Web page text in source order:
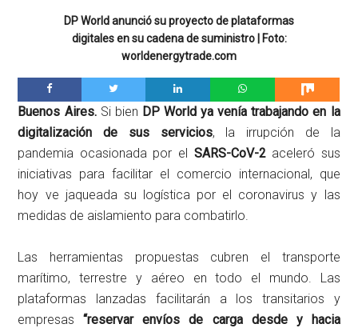
DP World anunció su proyecto de plataformas
digitales en su cadena de suministro | Foto:
worldenergytrade.com
Buenos Aires.Si bien DP World ya venía trabajando en la
digitalización de sus servicios, la irrupción de la
pandemia ocasionada por el SARS-CoV-2aceleró sus
iniciativas para facilitar el comercio internacional, que
hoy ve jaqueada su logística por el coronavirus y las
medidas de aislamiento para combatirlo.
Las herramientas propuestas cubren el transporte
marítimo, terrestre y aéreo en todo el mundo. Las
plataformas lanzadas facilitarán a los transitarios y
empresas“reservar envíos de carga desde y hacia